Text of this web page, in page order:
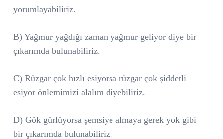
yorumlayabiliriz.
B) Yağmur yağdığı zaman yağmur geliyor diye bir
çıkarımda bulunabiliriz.
C) Rüzgar çok hızlı esiyorsa rüzgar çok şiddetli
esiyor önlemimizi alalım diyebiliriz.
D) Gök gürlüyorsa şemsiye almaya gerek yok gibi
bir çıkarımda bulunabiliriz.